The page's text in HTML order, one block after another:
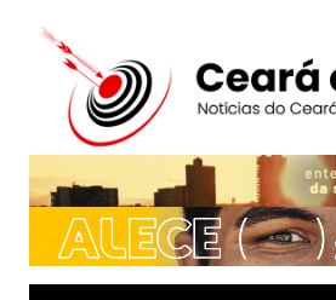
conteúdo